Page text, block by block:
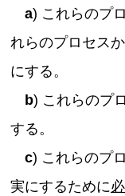
a) これらのプ
れらのプロセス
にする。
b) これらのプ
する。
c) これらのプ
実にするために